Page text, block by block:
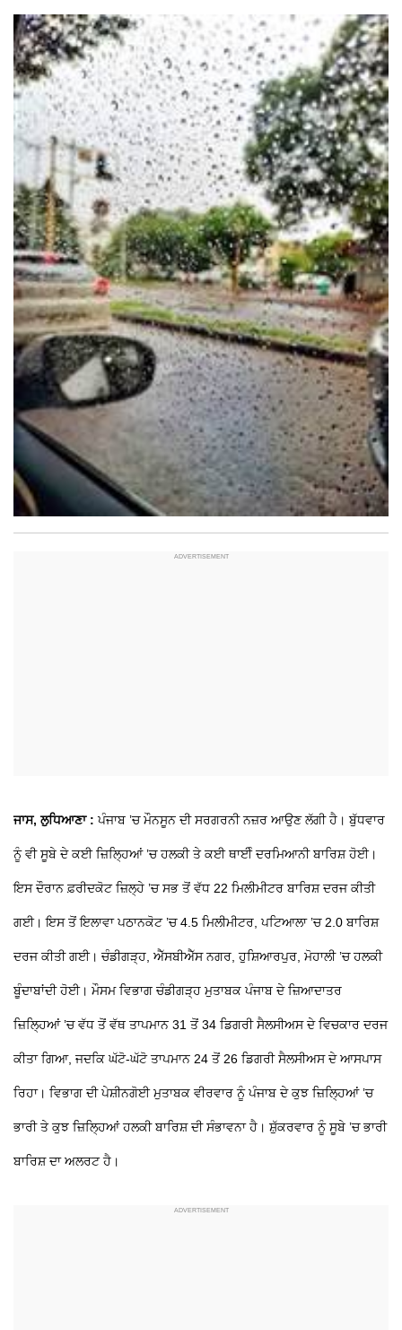
ਜਾਸ, ਲੁਧਿਆਣਾ :ਪੰਜਾਬ ’ਚ ਮੌਨਸੂਨ ਦੀ ਸਰਗਰਨੀ ਨਜ਼ਰ ਆਉਣ ਲੱਗੀ ਹੈ। ਬੁੱਧਵਾਰ
ਨੂੰ ਵੀ ਸੂਬੇ ਦੇ ਕਈ ਜ਼ਿਲ੍ਹਿਆਂ ’ਚ ਹਲਕੀ ਤੇ ਕਈ ਥਾਈੰ ਦਰਮਿਆਨੀ ਬਾਰਿਸ਼ ਹੋਈ।
ਇਸ ਦੌਰਾਨ ਫ਼ਰੀਦਕੋਟ ਜ਼ਿਲ੍ਹੇ ’ਚ ਸਭ ਤੋਂ ਵੱਧ 22 ਮਿਲੀਮੀਟਰ ਬਾਰਿਸ਼ ਦਰਜ ਕੀਤੀ
ਗਈ। ਇਸ ਤੋਂ ਇਲਾਵਾ ਪਠਾਨਕੋਟ ’ਚ 4.5 ਮਿਲੀਮੀਟਰ, ਪਟਿਆਲਾ ’ਚ 2.0 ਬਾਰਿਸ਼
ਦਰਜ ਕੀਤੀ ਗਈ। ਚੰਡੀਗੜ੍ਹ, ਐੱਸਬੀਐੱਸ ਨਗਰ, ਹੁਸ਼ਿਆਰਪੁਰ, ਮੋਹਾਲੀ ’ਚ ਹਲਕੀ
ਬੂੰਦਾਬਾਂਦੀ ਹੋਈ। ਮੌਸਮ ਵਿਭਾਗ ਚੰਡੀਗੜ੍ਹ ਮੁਤਾਬਕ ਪੰਜਾਬ ਦੇ ਜ਼ਿਆਦਾਤਰ
ਜ਼ਿਲ੍ਹਿਆਂ ’ਚ ਵੱਧ ਤੋਂ ਵੱਥ ਤਾਪਮਾਨ 31 ਤੋਂ 34 ਡਿਗਰੀ ਸੈਲਸੀਅਸ ਦੇ ਵਿਚਕਾਰ ਦਰਜ
ਕੀਤਾ ਗਿਆ, ਜਦਕਿ ਘੱਟੋ-ਘੱਟੋ ਤਾਪਮਾਨ 24 ਤੋਂ 26 ਡਿਗਰੀ ਸੈਲਸੀਅਸ ਦੇ ਆਸਪਾਸ
ਰਿਹਾ। ਵਿਭਾਗ ਦੀ ਪੇਸ਼ੀਨਗੋਈ ਮੁਤਾਬਕ ਵੀਰਵਾਰ ਨੂੰ ਪੰਜਾਬ ਦੇ ਕੁਝ ਜ਼ਿਲ੍ਹਿਆਂ ’ਚ
ਭਾਰੀ ਤੇ ਕੁਝ ਜ਼ਿਲ੍ਹਿਆਂ ਹਲਕੀ ਬਾਰਿਸ਼ ਦੀ ਸੰਭਾਵਨਾ ਹੈ। ਸ਼ੁੱਕਰਵਾਰ ਨੂੰ ਸੂਬੇ ’ਚ ਭਾਰੀ
ਬਾਰਿਸ਼ ਦਾ ਅਲਰਟ ਹੈ।